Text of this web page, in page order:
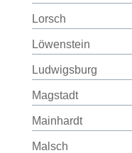
Lorsch
Löwenstein
Ludwigsburg
Magstadt
Mainhardt
Malsch